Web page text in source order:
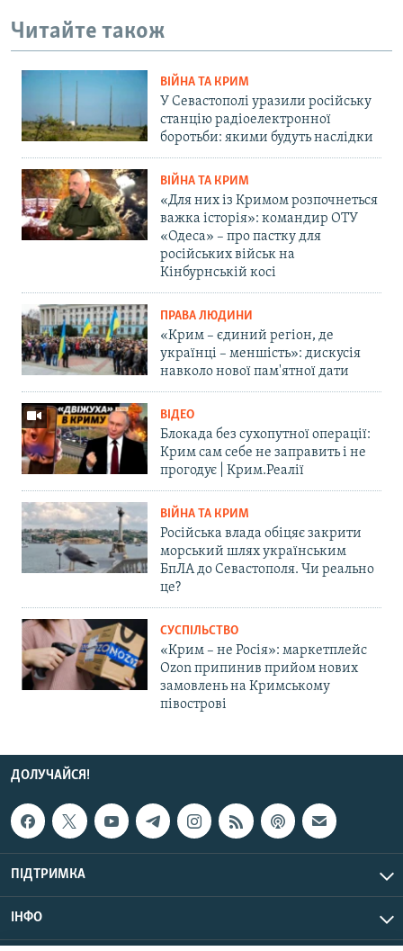
Читайте також
ВІЙНА ТА КРИМ
У Севастополі уразили російську
станцію радіоелектронної
боротьби: якими будуть наслідки
ВІЙНА ТА КРИМ
«Для них із Кримом розпочнеться
важка історія»: командир ОТУ
«Одеса» – про пастку для
російських військ на
Кінбурнській косі
ПРАВА ЛЮДИНИ
«Крим – єдиний регіон, де
українці – меншість»: дискусія
навколо нової пам'ятної дати
ВІДЕО
Блокада без сухопутної операції:
Крим сам себе не заправить і не
прогодує | Крим.Реалії
ВІЙНА ТА КРИМ
Російська влада обіцяє закрити
морський шлях українським
БпЛА до Севастополя. Чи реально
це?
СУСПІЛЬСТВО
«Крим – не Росія»: маркетплейс
Ozon припинив прийом нових
замовлень на Кримському
півострові
ДОЛУЧАЙСЯ!
ПІДТРИМКА
ІНФО